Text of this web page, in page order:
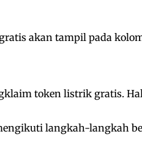
akan tampil pada
token listrik gratis.
langkah-langkah